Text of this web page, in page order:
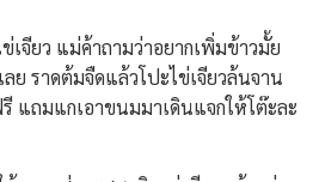
เจียว แม่ค้าถามว่าอยากเพิ่มข้าวมั้ย
ย ราดต้มจืดแล้วโปะไข่เจียวล้นจาน
แถมแกเอาขนมมาเดินแจกให้โต๊ะละ